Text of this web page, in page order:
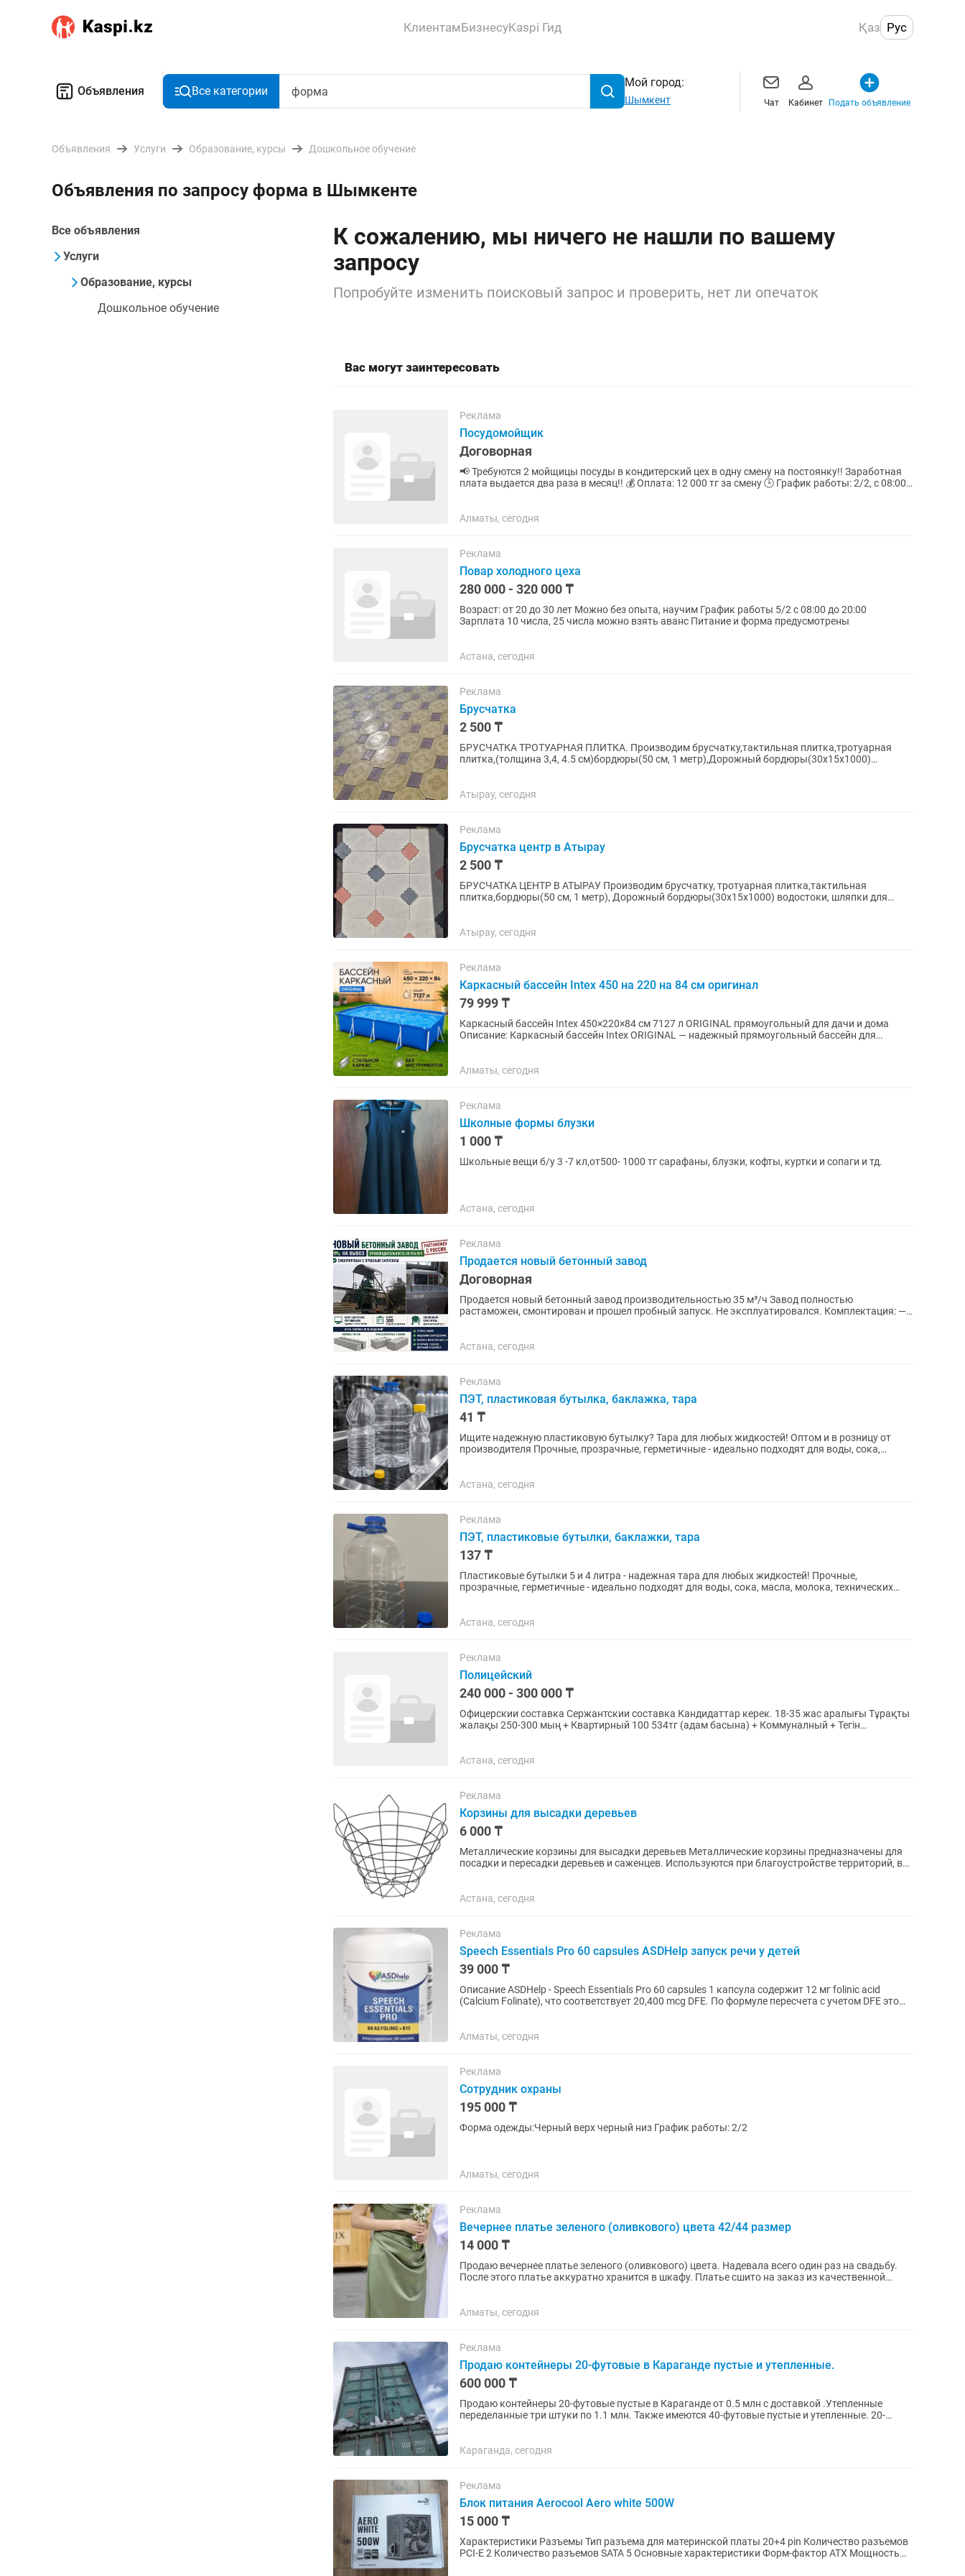
КлиентамБизнесуKaspi Гид Қаз Рус
Объявления Все категории
Мой город:
Шымкент Чат Кабинет Подать объявление
Объявления Услуги Образование, курсы Дошкольное обучение
Объявления по запросу форма в Шымкенте
Все объявления
Услуги
Образование, курсы
Дошкольное обучение
К сожалению, мы ничего не нашли по вашему
запросу
Попробуйте изменить поисковый запрос и проверить, нет ли опечаток
Вас могут заинтересовать
Реклама
Посудомойщик
Договорная
📢 Требуются 2 мойщицы посуды в кондитерский цех в одну смену на постоянку!! Заработная
плата выдается два раза в месяц!! 💰 Оплата: 12 000 тг за смену 🕒 График работы: 2/2, с 08:00
Алматы, сегодня
Реклама
Повар холодного цеха
280 000 - 320 000 ₸
Возраст: от 20 до 30 лет Можно без опыта, научим График работы 5/2 с 08:00 до 20:00
Зарплата 10 числа, 25 числа можно взять аванс Питание и форма предусмотрены
Астана, сегодня
Реклама
Брусчатка
2 500 ₸
БРУСЧАТКА ТРОТУАРНАЯ ПЛИТКА. Производим бpусчатку,тактильная плитка,тротуарная
плитка,(толщина 3,4, 4.5 см)бордюры(50 см, 1 метр),Дорожный бордюры(30х15х1000)
Атырау, сегодня
Реклама
Брусчатка центр в Атырау
2 500 ₸
БРУСЧАТКА ЦЕНТР В АТЫРАУ Производим бpусчатку, тротуарная плитка,тактильная
плитка,бордюры(50 см, 1 метр), Дорожный бордюры(30х15х1000) водостоки, шляпки для
Атырау, сегодня
Реклама
Каркасный бассейн Intex 450 на 220 на 84 см оригинал
79 999 ₸
Каркасный бассейн Intex 450×220×84 см 7127 л ORIGINAL прямоугольный для дачи и дома
Описание: Каркасный бассейн Intex ORIGINAL — надежный прямоугольный бассейн для
Алматы, сегодня
Реклама
Школные формы блузки
1 000 ₸
Школьные вещи б/у 3 -7 кл,от500- 1000 тг сарафаны, блузки, кофты, куртки и сопаги и тд.
Астана, сегодня
Реклама
Продается новый бетонный завод
Договорная
Продается новый бетонный завод производительностью 35 м³/ч Завод полностью
растаможен, смонтирован и прошел пробный запуск. Не эксплуатировался. Комплектация: —
Астана, сегодня
Реклама
ПЭТ, пластиковая бутылка, баклажка, тара
41 ₸
Ищите надежную пластиковую бутылку? Тара для любых жидкостей! Оптом и в розницу от
производителя Прочные, прозрачные, герметичные - идеально подходят для воды, сока,
Астана, сегодня
Реклама
ПЭТ, пластиковые бутылки, баклажки, тара
137 ₸
Пластиковые бутылки 5 и 4 литра - надежная тара для любых жидкостей! Прочные,
прозрачные, герметичные - идеально подходят для воды, сока, масла, молока, технических
Астана, сегодня
Реклама
Полицейский
240 000 - 300 000 ₸
Офицерскии составка Сержантскии составка Кандидаттар керек. 18-35 жас аралығы Тұрақты
жалақы 250-300 мың + Квартирный 100 534тг (адам басына) + Коммуналный + Тегін
Астана, сегодня
Реклама
Корзины для высадки деревьев
6 000 ₸
Металлические корзины для высадки деревьев Металлические корзины предназначены для
посадки и пересадки деревьев и саженцев. Используются при благоустройстве территорий, в
Астана, сегодня
Реклама
Speech Essentials Pro 60 capsules ASDHelp запуск речи у детей
39 000 ₸
Описание ASDHelp - Speech Essentials Pro 60 capsules 1 капсула содержит 12 мг folinic acid
(Calcium Folinate), что соответствует 20,400 mcg DFE. По формуле пересчета с учетом DFE это
Алматы, сегодня
Реклама
Сотрудник охраны
195 000 ₸
Форма одежды:Черный верх черный низ График работы: 2/2
Алматы, сегодня
Реклама
Вечернее платье зеленого (оливкового) цвета 42/44 размер
14 000 ₸
Продаю вечернее платье зеленого (оливкового) цвета. Надевала всего один раз на свадьбу.
После этого платье аккуратно хранится в шкафу. Платье сшито на заказ из качественной
Алматы, сегодня
Реклама
Продаю контейнеры 20-футовые в Караганде пустые и утепленные.
600 000 ₸
Продаю контейнеры 20-футовые пустые в Караганде от 0.5 млн с доставкой .Утепленные
переделанные три штуки по 1.1 млн. Также имеются 40-футовые пустые и утепленные. 20-
Караганда, сегодня
Реклама
Блок питания Aerocool Aero white 500W
15 000 ₸
Характеристики Разъемы Тип разъема для материнской платы 20+4 pin Количество разъемов
PCI-E 2 Количество разъемов SATA 5 Основные характеристики Форм-фактор ATX Мощность